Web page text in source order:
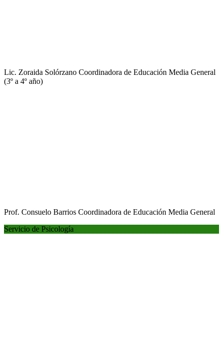
Lic. Zoraida Solórzano Coordinadora de Educación Media General
(3º a 4º año)
Prof. Consuelo Barrios Coordinadora de Educación Media General
Servicio de Psicología